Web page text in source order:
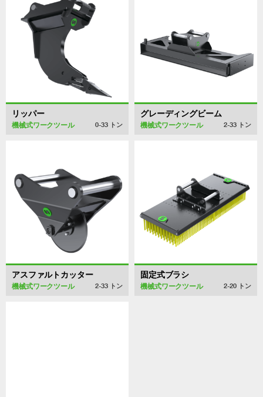
リッパー
機械式ワークツール 0-33 トン
グレーディングビーム
機械式ワークツール 2-33 トン
アスファルトカッター
機械式ワークツール 2-33 トン
固定式ブラシ
機械式ワークツール 2-20 トン